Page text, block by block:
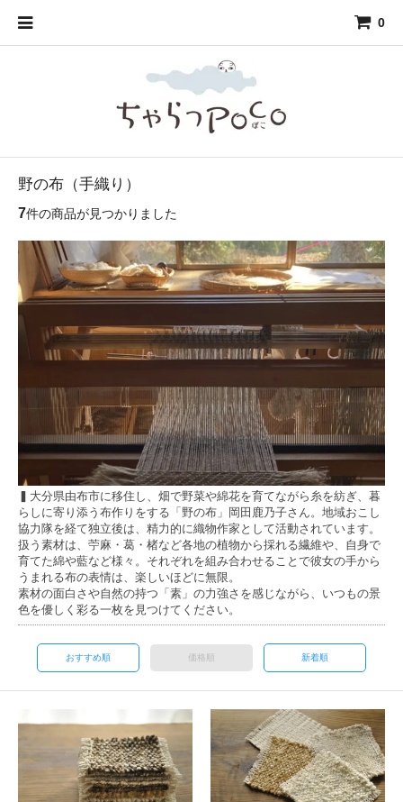
0
野の布（手織り）
7件の商品が見つかりました
▍大分県由布市に移住し、畑で野菜や綿花を育てながら糸を紡ぎ、暮
らしに寄り添う布作りをする「野の布」岡田鹿乃子さん。地域おこし
協力隊を経て独立後は、精力的に織物作家として活動されています。
扱う素材は、苧麻・葛・楮など各地の植物から採れる繊維や、自身で
育てた綿や藍など様々。それぞれを組み合わせることで彼女の手から
うまれる布の表情は、楽しいほどに無限。
素材の面白さや自然の持つ「素」の力強さを感じながら、いつもの景
色を優しく彩る一枚を見つけてください。
おすすめ順 価格順 新着順